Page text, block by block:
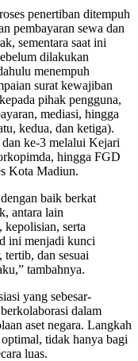
penertiban ditempuh
pembayaran sewa dan
sementara saat ini
dilakukan
menempuh
surat kewajiban
pihak pengguna,
mediasi, hingga
kedua, dan ketiga).
ke-3 melalui Kejari
hingga FGD
Kota Madiun.
baik berkat
antara lain
serta
ini menjadi kunci
tertib, dan sesuai
tambahnya.
yang sebesar-
dalam
aset negara. Langkah
tidak hanya bagi
luas.